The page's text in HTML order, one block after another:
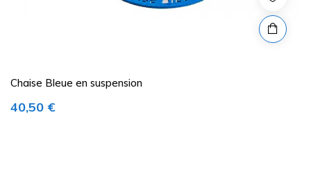
Chaise Bleue en suspension
Prix
40,50 €